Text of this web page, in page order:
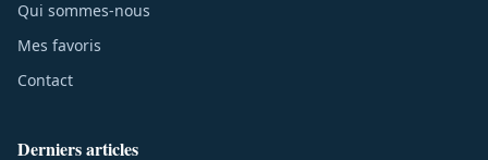
Qui sommes-nous
Mes favoris
Contact
Derniers articles